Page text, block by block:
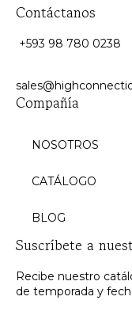
Contáctanos
+593 98 780 0238
Compañía
NOSOTROS
CATÁLOGO
BLOG
Suscríbete a
Recibe nuestro
de temporada y